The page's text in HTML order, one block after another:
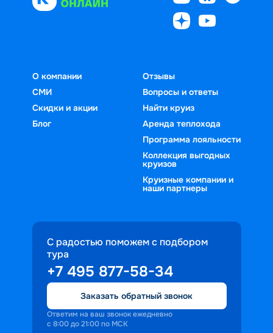
О компании
СМИ
Скидки и акции
Блог
Отзывы
Вопросы и ответы
Найти круиз
Аренда теплохода
Программа лояльности
Коллекция выгодных
круизов
Круизные компании и
наши партнеры
С радостью поможем с подбором
тура
+7 495 877-58-34
Заказать обратный звонок
Ответим на ваш звонок ежедневно
с 8:00 до 21:00 по МСК